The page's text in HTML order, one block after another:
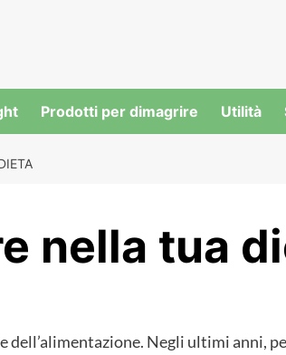
Prodotti per dimagrire Utilità
nella tua
dell’alimentazione. Negli ultimi anni,